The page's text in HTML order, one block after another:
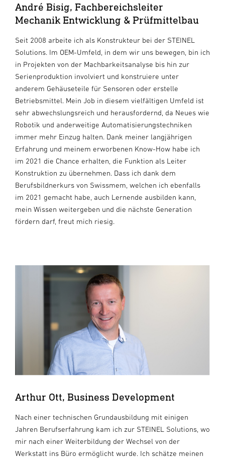
André Bisig, Fachbereichsleiter
Mechanik Entwicklung & Prüfmittelbau
Seit 2008 arbeite ich als Konstrukteur bei der STEINEL
Solutions. Im OEM-Umfeld, in dem wir uns bewegen, bin ich
in Projekten von der Machbarkeitsanalyse bis hin zur
Serienproduktion involviert und konstruiere unter
anderem Gehäuseteile für Sensoren oder erstelle
Betriebsmittel. Mein Job in diesem vielfältigen Umfeld ist
sehr abwechslungsreich und herausfordernd, da Neues wie
Robotik und anderweitige Automatisierungstechniken
immer mehr Einzug halten. Dank meiner langjährigen
Erfahrung und meinem erworbenen Know-How habe ich
im 2021 die Chance erhalten, die Funktion als Leiter
Konstruktion zu übernehmen. Dass ich dank dem
Berufsbildnerkurs von Swissmem, welchen ich ebenfalls
im 2021 gemacht habe, auch Lernende ausbilden kann,
mein Wissen weitergeben und die nächste Generation
fördern darf, freut mich riesig.
Arthur Ott, Business Development
Nach einer technischen Grundausbildung mit einigen
Jahren Berufserfahrung kam ich zur STEINEL Solutions, wo
mir nach einer Weiterbildung der Wechsel von der
Werkstatt ins Büro ermöglicht wurde. Ich schätze meinen